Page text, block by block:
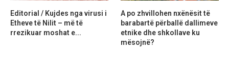
Editorial / Kujdes nga virusi i
Etheve të Nilit – më të
rrezikuar moshat e...
A po zhvillohen nxënësit të
barabartë përballë dallimeve
etnike dhe shkollave ku
mësojnë?